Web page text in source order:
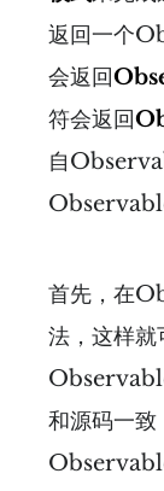
返回一个
会返回
符会返回
自
首先，在
法，这样就
和源码一致